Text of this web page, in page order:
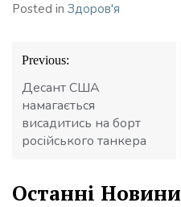
Posted in Здоров'я
Навігація
записів
Previous:
Десант США
намагається
висадитись на борт
російського танкера
Останні Новини